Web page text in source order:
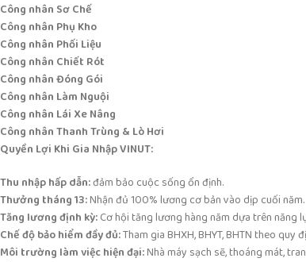
Công nhân Sơ Chế
Công nhân Phụ Kho
Công nhân Phối Liệu
Công nhân Chiết Rót
Công nhân Đóng Gói
Công nhân Làm Nguội
Công nhân Lái Xe Nâng
Công nhân Thanh Trùng & Lò Hơi
Quyền Lợi Khi Gia Nhập VINUT:
Thu nhập hấp dẫn:đảm bảo cuộc sống ổn định.
Thưởng tháng 13:Nhận đủ 100% lương cơ bản vào dịp cuối năm.
Tăng lương định kỳ:Cơ hội tăng lương hàng năm dựa trên năng
Chế độ bảo hiểm đầy đủ:Tham gia BHXH, BHYT, BHTN theo quy
Môi trường làm việc hiện đại:Nhà máy sạch sẽ, thoáng mát,